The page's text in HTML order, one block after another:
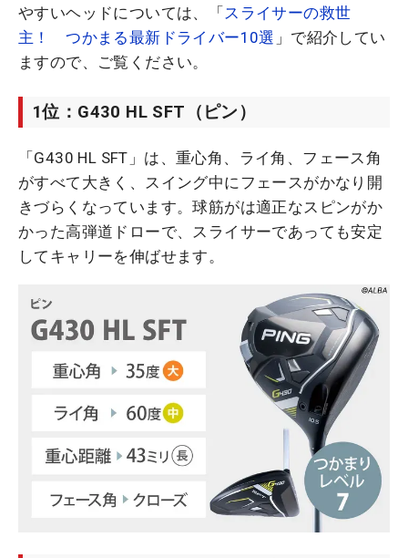
やすいヘッドについては、「スライサーの救世
主！ つかまる最新ドライバー10選 」で紹介してい
ますので、ご覧ください。
1位：G430 HL SFT（ピン）
「G430 HL SFT」は、重心角、ライ角、フェース角
がすべて大きく、スイング中にフェースがかなり開
きづらくなっています。球筋がは適正なスピンがか
かった高弾道ドローで、スライサーであっても安定
してキャリーを伸ばせます。